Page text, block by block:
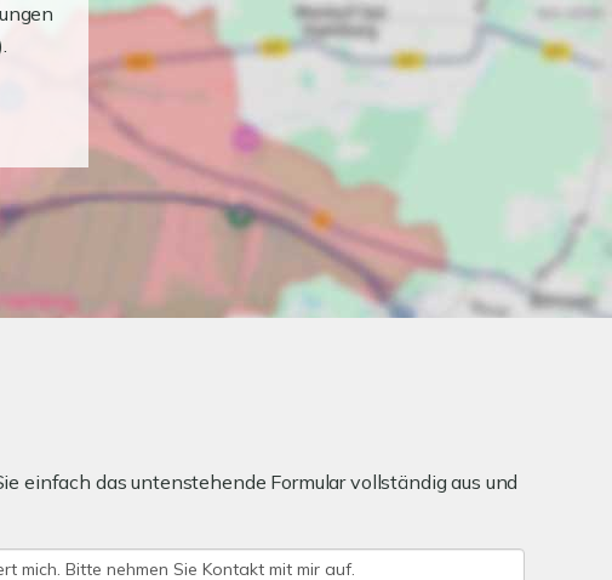
einfach das untenstehende Formular vollständig aus und